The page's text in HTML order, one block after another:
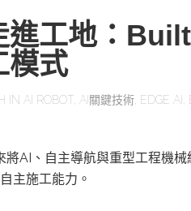
進工地：
模式
IN AI ROBOT AI關鍵技術 EDGE AI
AI、自主導航與重型工程機
主施工能力。